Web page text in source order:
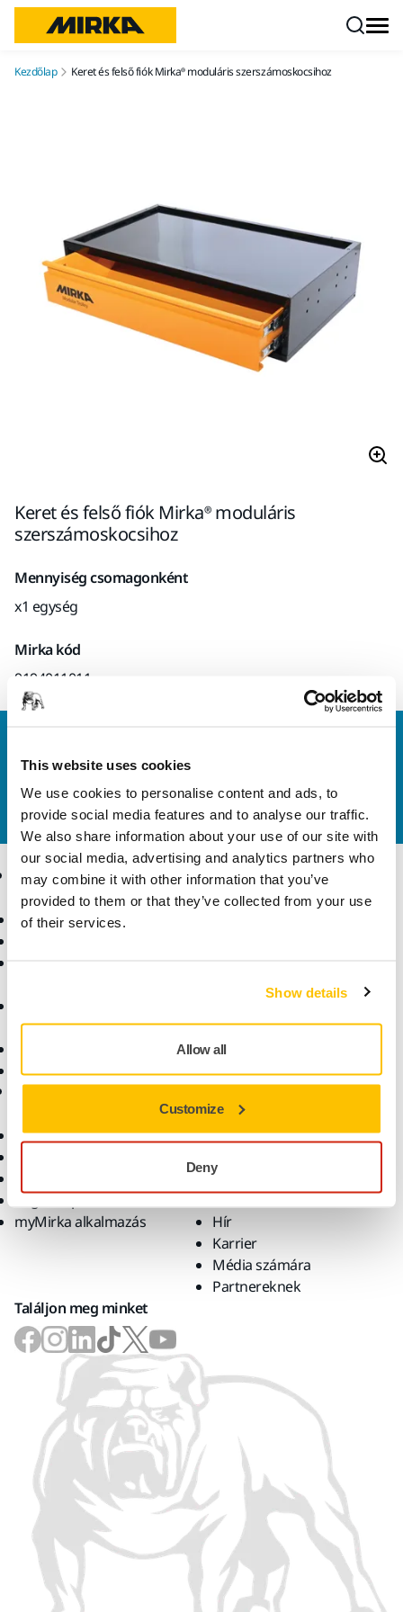
This website uses cookies
We use cookies to personalise content and ads, to
provide social media features and to analyse our traffic.
We also share information about your use of our site with
our social media, advertising and analytics partners who
may combine it with other information that you’ve
provided to them or that they’ve collected from your use
of their services.
Show details
Allow all
Customize
Deny
Kezdőlap Keret és felső fiók Mirka® moduláris szerszámoskocsihoz
Keret és felső fiók Mirka® moduláris
szerszámoskocsihoz
Mennyiség csomagonként
x1 egység
Mirka kód
9194011011
Szeretne többet tudni?
kapcsolatot és szakértő Támogató csapatunk
válaszol kérdéseire.
Termékek
Elektromos szerszámok
fogyóanyagok
Top márkák
Tudásbázis
Támogatás
Letöltések
Súgóközpont
myMirka alkalmazás
Vállalat
Rólunk
kapcsolatot
Hírlevél
Hír
Karrier
Média számára
Partnereknek
Találjon meg minket